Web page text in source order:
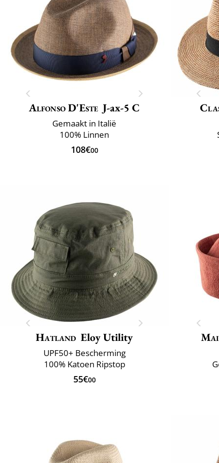
Alfonso D'Este J-ax-5 C
Gemaakt in Italië
100% Linnen
108€00
Hatland Eloy Utility
UPF50+ Bescherming
100% Katoen Ripstop
55€00